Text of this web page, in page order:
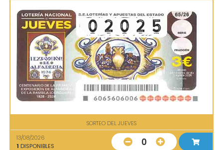
SORTEO DEL JUEVES
13/08/2026
1 DISPONIBLES 0